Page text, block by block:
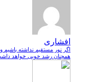
افشاری
اگر نور مستقیم نداشته
همچنان رشد خوبی خواهد